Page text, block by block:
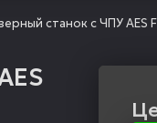
станок с ЧПУ AES